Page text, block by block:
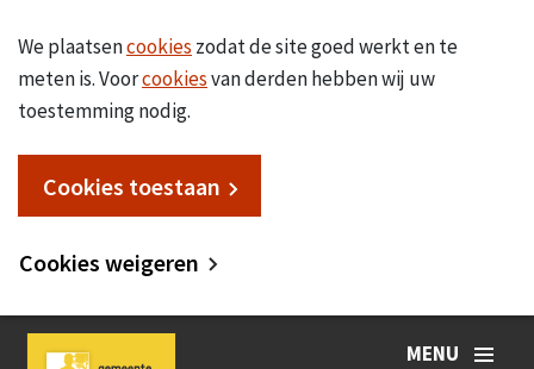
We plaatsencookies zodat de site goed werkt en te
meten is. Voorcookiesvan derden hebben wij uw
toestemming nodig.
Cookies toestaan
Cookies weigeren
MENU